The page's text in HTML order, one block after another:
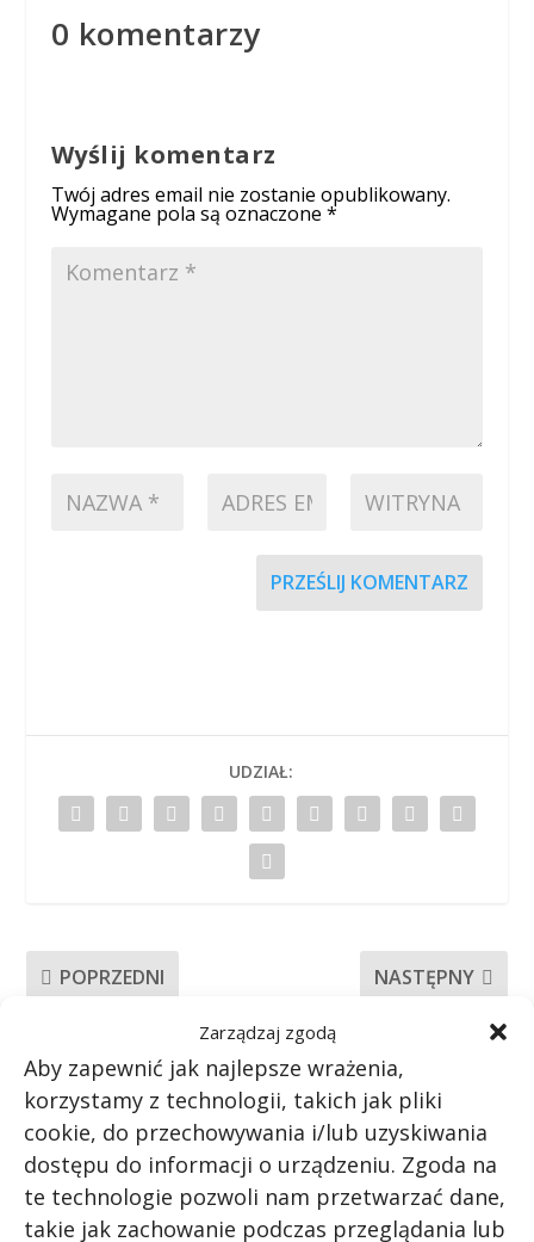
Zarządzaj zgodą
Aby zapewnić jak najlepsze wrażenia,
korzystamy z technologii, takich jak pliki
cookie, do przechowywania i/lub uzyskiwania
dostępu do informacji o urządzeniu. Zgoda na
te technologie pozwoli nam przetwarzać dane,
takie jak zachowanie podczas przeglądania lub
0 komentarzy
Wyślij komentarz
Twój adres email nie zostanie opublikowany.
Wymagane pola są oznaczone *
PRZEŚLIJ KOMENTARZ
UDZIAŁ:
POPRZEDNI
temperatury występują
na Marsie?
NASTĘPNY
Skąd pochodzi Arnold
Schwarzenegger?
POWIĄZANE POSTY